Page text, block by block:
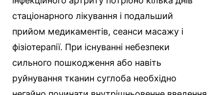
стаціонарного лікування і подальший
прийом медикаментів, сеанси масажу і
фізіотерапії. При існуванні небезпеки
сильного пошкодження або навіть
руйнування тканин суглоба необхідно